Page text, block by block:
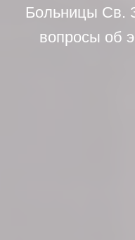
Больницы Св.
вопросы об